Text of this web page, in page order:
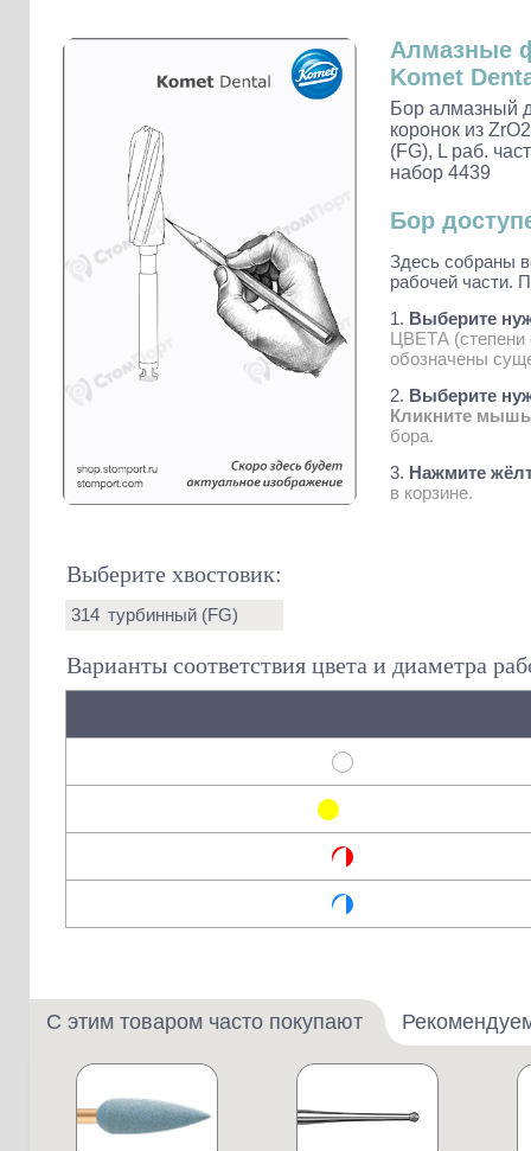
Наконечники и переходники KaVo
Алмазные
Komet
Бор алмазный
коронок из
(FG), L раб.
набор 4439
Бор
Здесь собраны
рабочей части.
1. Выберите
ЦВЕТА (степени
обозначены
2. Выберите
Кликните
бора.
3. Нажмите
в корзине.
Выберите хвостовик:
314 турбинный (FG)
Варианты соответствия цвета и диаметра
С этим товаром часто покупают